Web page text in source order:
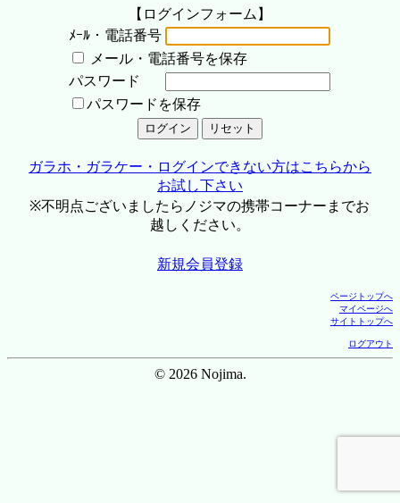
【ログインフォーム】
ﾒｰﾙ・電話番号
メール・電話番号を保存
パスワード
パスワードを保存
ガラホ・ガラケー・ログインできない方はこちらから
お試し下さい
※不明点ございましたらノジマの携帯コーナーまでお
越しください。
新規会員登録
ページトップへ
マイページへ
サイトトップへ
ログアウト
© 2026 Nojima.